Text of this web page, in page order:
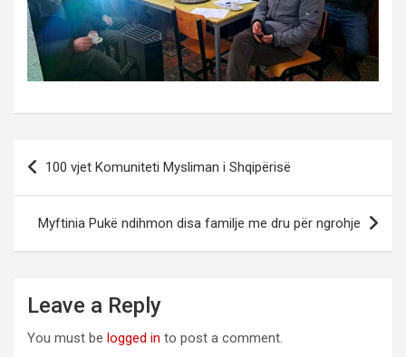
Post
navigation
100 vjet Komuniteti Mysliman i Shqipërisë
Myftinia Pukë ndihmon disa familje me dru për ngrohje
Leave a Reply
You must be logged in to post a comment.